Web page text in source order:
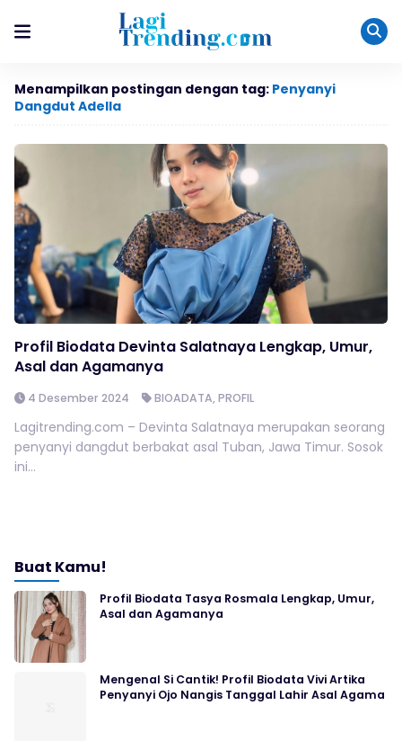
Menampilkan postingan dengan tag: Penyanyi
Dangdut Adella
Profil Biodata Devinta Salatnaya Lengkap, Umur,
Asal dan Agamanya
4 Desember 2024 BIOADATA,PROFIL
Lagitrending.com – Devinta Salatnaya merupakan seorang
penyanyi dangdut berbakat asal Tuban, Jawa Timur. Sosok
ini...
Buat Kamu!
Profil Biodata Tasya Rosmala Lengkap, Umur,
Asal dan Agamanya
Mengenal Si Cantik! Profil Biodata Vivi Artika
Penyanyi Ojo Nangis Tanggal Lahir Asal Agama